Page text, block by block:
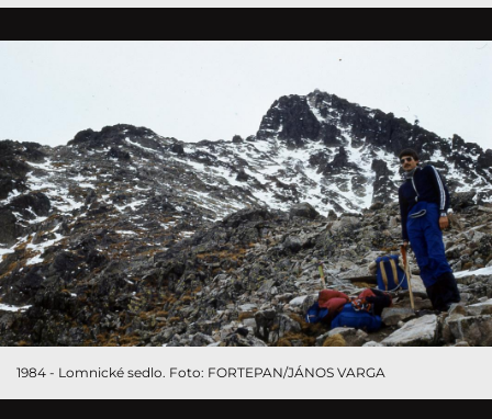
1984 - Lomnické sedlo. Foto: FORTEPAN/JÁNOS VARGA